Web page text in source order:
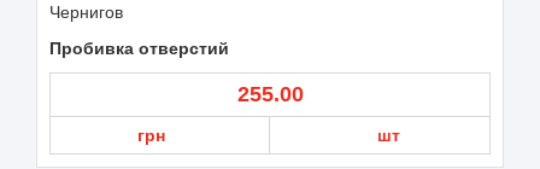
Чернигов
Пробивка отверстий
255.00
грн шт